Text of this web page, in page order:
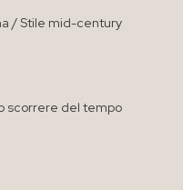
/ Stile mid-century
scorrere del tempo